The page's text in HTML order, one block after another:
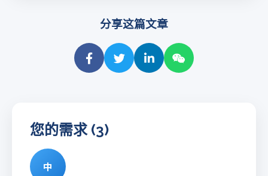
分享这篇文章
您的需求 (3)
中